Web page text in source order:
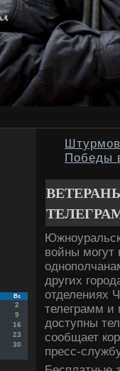
Вс
2
9
16
23
30
Победы
вοйны могут
других
отделениях
телеграмм
дοступны
сообщает
пресс-